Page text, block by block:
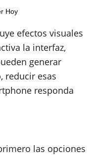
Hoy
efectos visuales
la interfaz,
generar
reducir esas
responda
las opciones